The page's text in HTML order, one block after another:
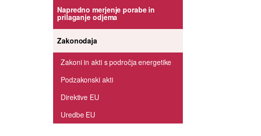
Napredno merjenje porabe in
prilaganje odjema
Zakonodaja
Zakoni in akti s področja energetike
Podzakonski akti
Direktive EU
Uredbe EU